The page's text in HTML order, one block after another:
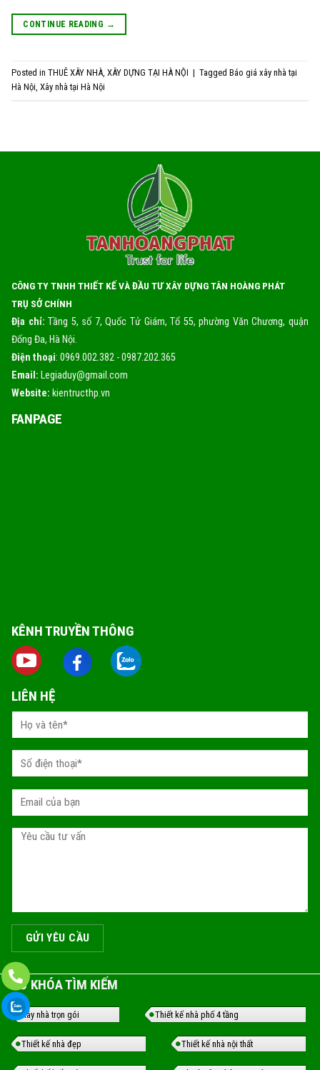
CONTINUE READING →
Posted in THUÊ XÂY NHÀ, XÂY DỰNG TẠI HÀ NỘI | Tagged Báo giá xây nhà tại
Hà Nội, Xây nhà tại Hà Nội
CÔNG TY TNHH THIẾT KẾ VÀ ĐẦU TƯ XÂY DỰNG TÂN HOÀNG PHÁT
TRỤ SỞ CHÍNH
Địa chỉ: Tầng 5, số 7, Quốc Tử Giám, Tổ 55, phường Văn Chương, quận
Đống Đa, Hà Nội.
Điện thoại: 0969.002.382 - 0987.202.365
Email: Legiaduy@gmail.com
Website: kientructhp.vn
FANPAGE
KÊNH TRUYỀN THÔNG
LIÊN HỆ
TỪ KHÓA TÌM KIẾM
Xây nhà trọn gói Thiết kế nhà phố 4 tầng
Thiết kế nhà đẹp Thiết kế nhà nội thất